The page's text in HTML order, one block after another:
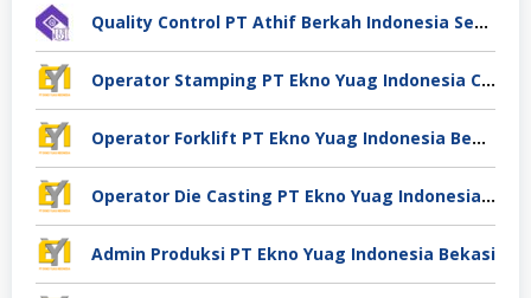
Quality Control PT Athif Berkah Indonesia Semarang
Operator Stamping PT Ekno Yuag Indonesia Cikarang
Operator Forklift PT Ekno Yuag Indonesia Bekasi
Operator Die Casting PT Ekno Yuag Indonesia Bekasi
Admin Produksi PT Ekno Yuag Indonesia Bekasi